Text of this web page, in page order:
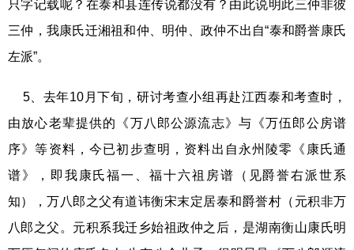
只字记载呢？在泰和县连传说都没有？由此说明此三仲非彼
三仲，我康氏迁湘祖和仲、明仲、政仲不出自“泰和爵誉康氏
左派”。
5、去年10月下旬，研讨考查小组再赴江西泰和考查时，
由放心老辈提供的《万八郎公源流志》与《万伍郎公房谱
序》等资料，今已初步查明，资料出自永州陵零《康氏通
谱》，即我康氏福一、福十六祖房谱（见爵誉右派世系
知），万八郎之父有道讳衡宋末定居泰和爵誉村（元积非万
八郎之父。元积系我迁乡始祖政仲之后，是湖南衡山康氏明